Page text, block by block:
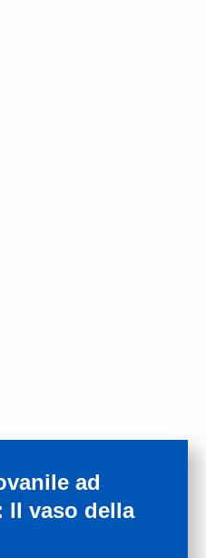
ad
Il vaso della